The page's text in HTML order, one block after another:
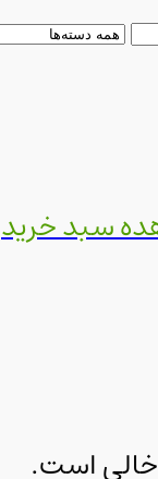
سبد خرید
است.